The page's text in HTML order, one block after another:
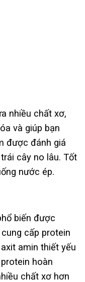
nhiều chất xơ,
và giúp bạn
được đánh giá
cây no lâu. Tốt
nước ép.
biến được
cấp protein
amin thiết yếu
hoàn
chất xơ hơn